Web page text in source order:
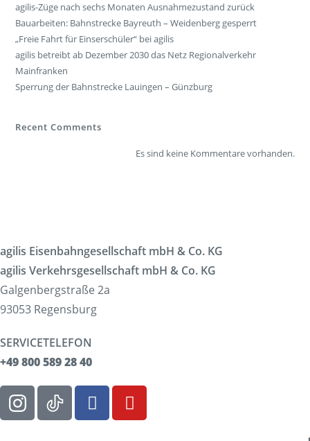
agilis-Züge nach sechs Monaten Ausnahmezustand zurück
Bauarbeiten: Bahnstrecke Bayreuth – Weidenberg gesperrt
„Freie Fahrt für Einserschüler“ bei agilis
agilis betreibt ab Dezember 2030 das Netz Regionalverkehr
Mainfranken
Sperrung der Bahnstrecke Lauingen – Günzburg
Recent Comments
Es sind keine Kommentare vorhanden.
agilis Eisenbahngesellschaft mbH & Co. KG
agilis Verkehrsgesellschaft mbH & Co. KG
Galgenbergstraße 2a
93053 Regensburg
SERVICETELEFON
+49 800 589 28 40